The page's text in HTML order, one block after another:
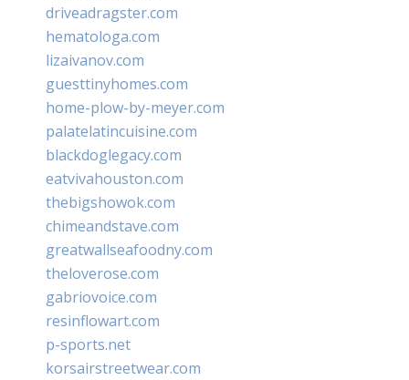
driveadragster.com
hematologa.com
lizaivanov.com
guesttinyhomes.com
home-plow-by-meyer.com
palatelatincuisine.com
blackdoglegacy.com
eatvivahouston.com
thebigshowok.com
chimeandstave.com
greatwallseafoodny.com
theloverose.com
gabriovoice.com
resinflowart.com
p-sports.net
korsairstreetwear.com